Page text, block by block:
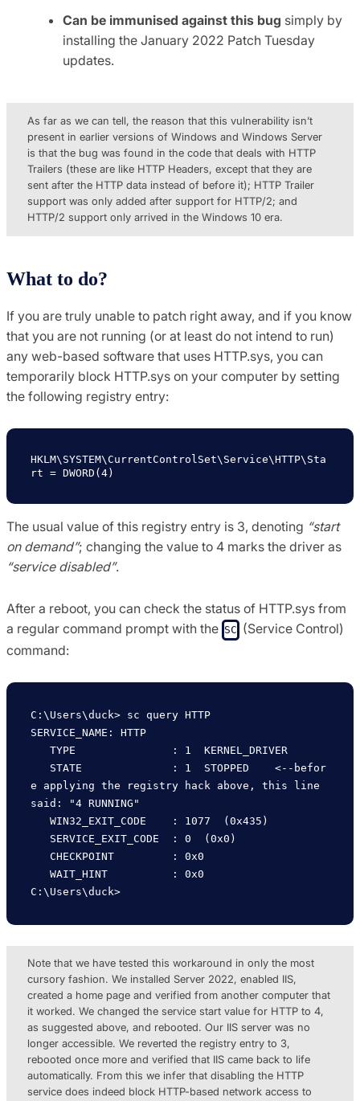
Can be immunised against this bug simply by
installing the January 2022 Patch Tuesday
updates.
As far as we can tell, the reason that this vulnerability isn’t
present in earlier versions of Windows and Windows Server
is that the bug was found in the code that deals with HTTP
Trailers (these are like HTTP Headers, except that they are
sent after the HTTP data instead of before it); HTTP Trailer
support was only added after support for HTTP/2; and
HTTP/2 support only arrived in the Windows 10 era.
What to do?
If you are truly unable to patch right away, and if you know
that you are not running (or at least do not intend to run)
any web-based software that uses HTTP.sys, you can
temporarily block HTTP.sys on your computer by setting
the following registry entry:
HKLM\SYSTEM\CurrentControlSet\Service\HTTP\Sta
The usual value of this registry entry is 3, denoting “start
on demand”; changing the value to 4 marks the driver as
“service disabled”.
After a reboot, you can check the status of HTTP.sys from
a regular command prompt with the SC (Service Control)
command:
C:\Users\duck> sc query HTTP
SERVICE_NAME: HTTP
e applying the registry hack above, this line
said: "4 RUNNING"
Note that we have tested this workaround in only the most
cursory fashion. We installed Server 2022, enabled IIS,
created a home page and verified from another computer that
it worked. We changed the service start value for HTTP to 4,
as suggested above, and rebooted. Our IIS server was no
longer accessible. We reverted the registry entry to 3,
rebooted once more and verified that IIS came back to life
automatically. From this we infer that disabling the HTTP
service does indeed block HTTP-based network access to